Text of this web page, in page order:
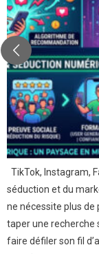
TikTok, Instagram,
séduction et du
ne nécessite plus de
taper une recherche
faire défiler son fil